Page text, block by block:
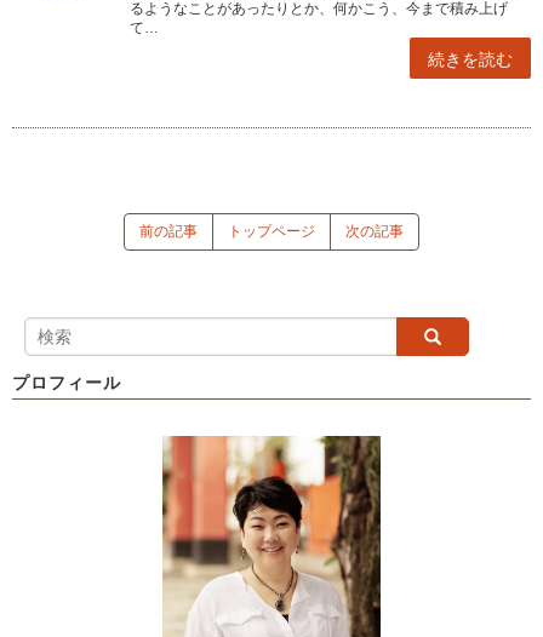
るようなことがあったりとか、何かこう、今まで積み上げ
て…
続きを読む
前の記事 トップページ 次の記事
プロフィール